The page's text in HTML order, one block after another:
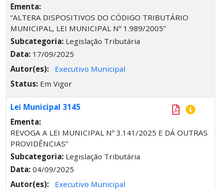
Ementa:
“ALTERA DISPOSITIVOS DO CÓDIGO TRIBUTÁRIO
MUNICIPAL, LEI MUNICIPAL Nº 1.989/2005”
Subcategoria: Legislação Tributária
Data: 17/09/2025
Autor(es):
Executivo Municipal
Status: Em Vigor
Lei Municipal 3145
Ementa:
REVOGA A LEI MUNICIPAL Nº 3.141/2025 E DÁ OUTRAS
PROVIDÊNCIAS”
Subcategoria: Legislação Tributária
Data: 04/09/2025
Autor(es):
Executivo Municipal